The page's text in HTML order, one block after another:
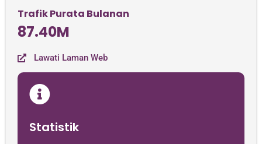
Trafik Purata Bulanan
87.40M
Lawati Laman Web
Statistik